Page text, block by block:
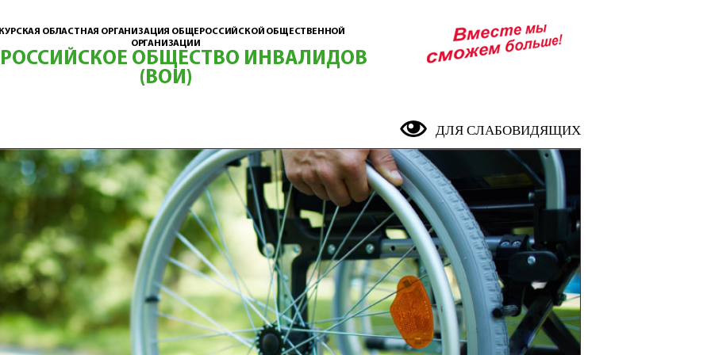
ОБЛАСТНАЯ ОРГАНИЗАЦИЯ ОБЩЕРОССИЙСКОЙ ОБЩЕСТВЕННОЙ
ОРГАНИЗАЦИИ
ОБЩЕСТВО ИНВАЛИДОВ
(ВОИ)
ДЛЯ СЛАБОВИДЯЩИХ